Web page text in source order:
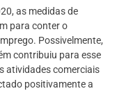
as medidas de
para conter o
Possivelmente,
contribuiu para esse
atividades comerciais
positivamente a